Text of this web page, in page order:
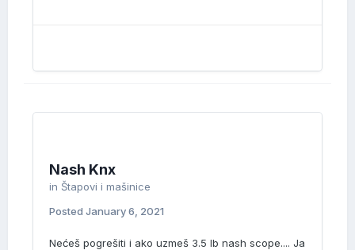
Nash Knx
in Štapovi i mašinice
Posted January 6, 2021
Nećeš pogrešiti i ako uzmeš 3.5 lb nash scope.... Ja